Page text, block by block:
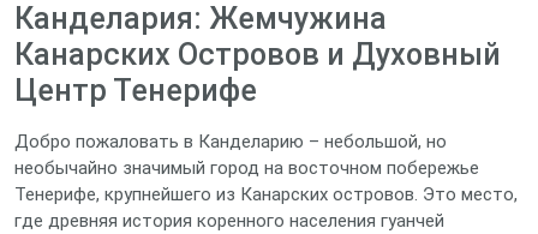
Канделария: Жемчужина
Канарских Островов и Духовный
Центр Тенерифе
Добро пожаловать в Канделарию – небольшой, но
необычайно значимый город на восточном побережье
Тенерифе, крупнейшего из Канарских островов. Это место,
где древняя история коренного населения гуанчей